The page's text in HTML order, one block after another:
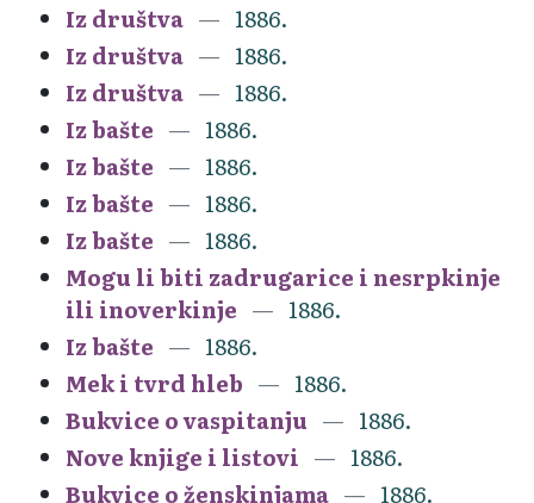
Iz društva
1886.
Iz društva
1886.
Iz društva
1886.
Iz bašte
1886.
Iz bašte
1886.
Iz bašte
1886.
Iz bašte
1886.
Mogu li biti zadrugarice i nesrpkinje
ili inoverkinje
1886.
Iz bašte
1886.
Mek i tvrd hleb
1886.
Bukvice o vaspitanju
1886.
Nove knjige i listovi
1886.
Bukvice o ženskinjama
1886.